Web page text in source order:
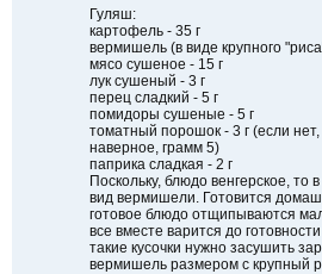
Гуляш:
картофель - 35 г
вермишель (в виде крупного
мясо сушеное - 15 г
лук сушеный - 3 г
перец сладкий - 5 г
помидоры сушеные - 5 г
томатный порошок - 3 г (если
наверное, грамм 5)
паприка сладкая - 2 г
Поскольку, блюдо венгерское, то
вид вермишели. Готовится
готовое блюдо отщипываются
все вместе варится до
такие кусочки нужно засушить
вермишель размером с крупный